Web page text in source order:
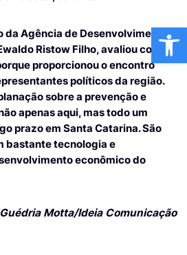
da Agência de Desenvolvimento
Ristow Filho, avaliou como
proporcionou o encontro
políticos da região.
sobre a prevenção e
apenas aqui, mas todo um
prazo em Santa Catarina. São
bastante tecnologia e
econômico do
Motta/Ideia Comunicação